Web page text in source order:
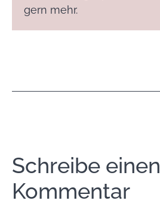
gern mehr.
Schreibe einen
Kommentar